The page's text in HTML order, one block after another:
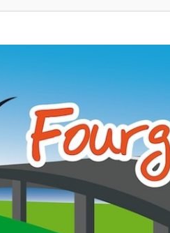
vans et de camping-car.